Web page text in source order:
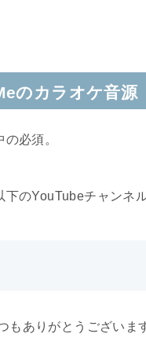
のカラオケ音源
必須。
下のYouTubeチャンネ
もありがとうございま